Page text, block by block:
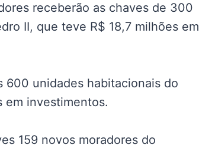
receberão as chaves de 300
II, que teve R$ 18,7 milhões em
600 unidades habitacionais do
em investimentos.
159 novos moradores do